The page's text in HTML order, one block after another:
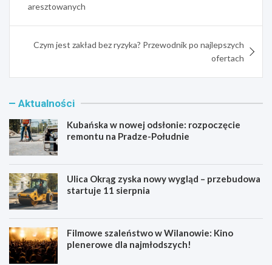
aresztowanych
Czym jest zakład bez ryzyka? Przewodnik po najlepszych
ofertach
Aktualności
Kubańska w nowej odsłonie: rozpoczęcie
remontu na Pradze-Południe
Ulica Okrąg zyska nowy wygląd – przebudowa
startuje 11 sierpnia
Filmowe szaleństwo w Wilanowie: Kino
plenerowe dla najmłodszych!